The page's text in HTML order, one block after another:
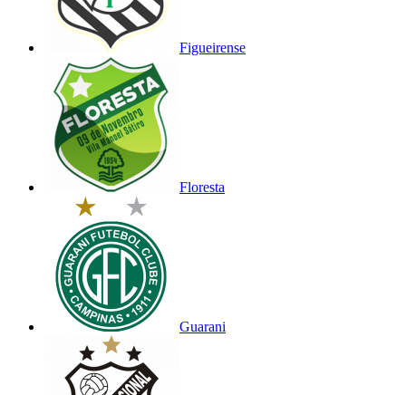
Figueirense
Floresta
Guarani